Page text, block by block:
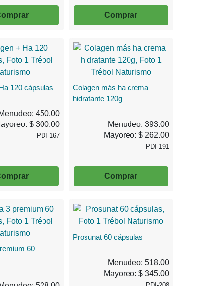
Comprar
120 cápsulas
Menudeo: 450.00
$ 300.00
PDI-167
Colagen más ha crema
hidratante 120g
Menudeo: 393.00
Mayoreo: $ 262.00
PDI-191
Comprar
60
Prosunat 60 cápsulas
Menudeo: 518.00
Mayoreo: $ 345.00